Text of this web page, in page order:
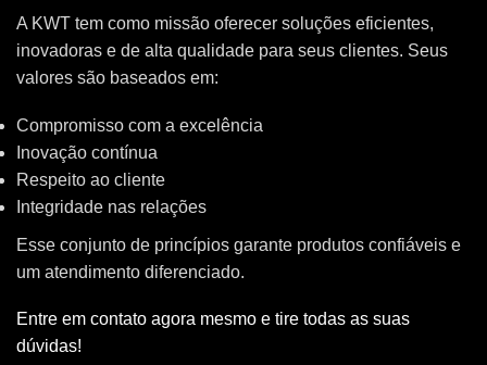
A KWT tem como missão oferecer soluções eficientes,
inovadoras e de alta qualidade para seus clientes. Seus
valores são baseados em:
Compromisso com a excelência
Inovação contínua
Respeito ao cliente
Integridade nas relações
Esse conjunto de princípios garante produtos confiáveis e
um atendimento diferenciado.
Entre em contato agora mesmo e tire todas as suas
dúvidas!